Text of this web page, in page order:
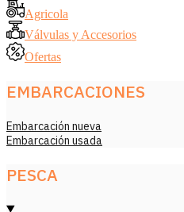
Agricola
Válvulas y Accesorios
Ofertas
EMBARCACIONES
Embarcación nueva
Embarcación usada
PESCA